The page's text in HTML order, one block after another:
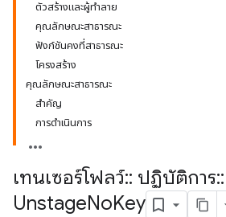
ตัวสร้างและผู้ทำลาย
คุณลักษณะสาธารณะ
ฟังก์ชันคงที่สาธารณะ
โครงสร้าง
คุณลักษณะสาธารณะ
สำคัญ
การดำเนินการ
เทนเซอร์โฟลว์:: ปฏิบัติการ::
UnstageNoKey